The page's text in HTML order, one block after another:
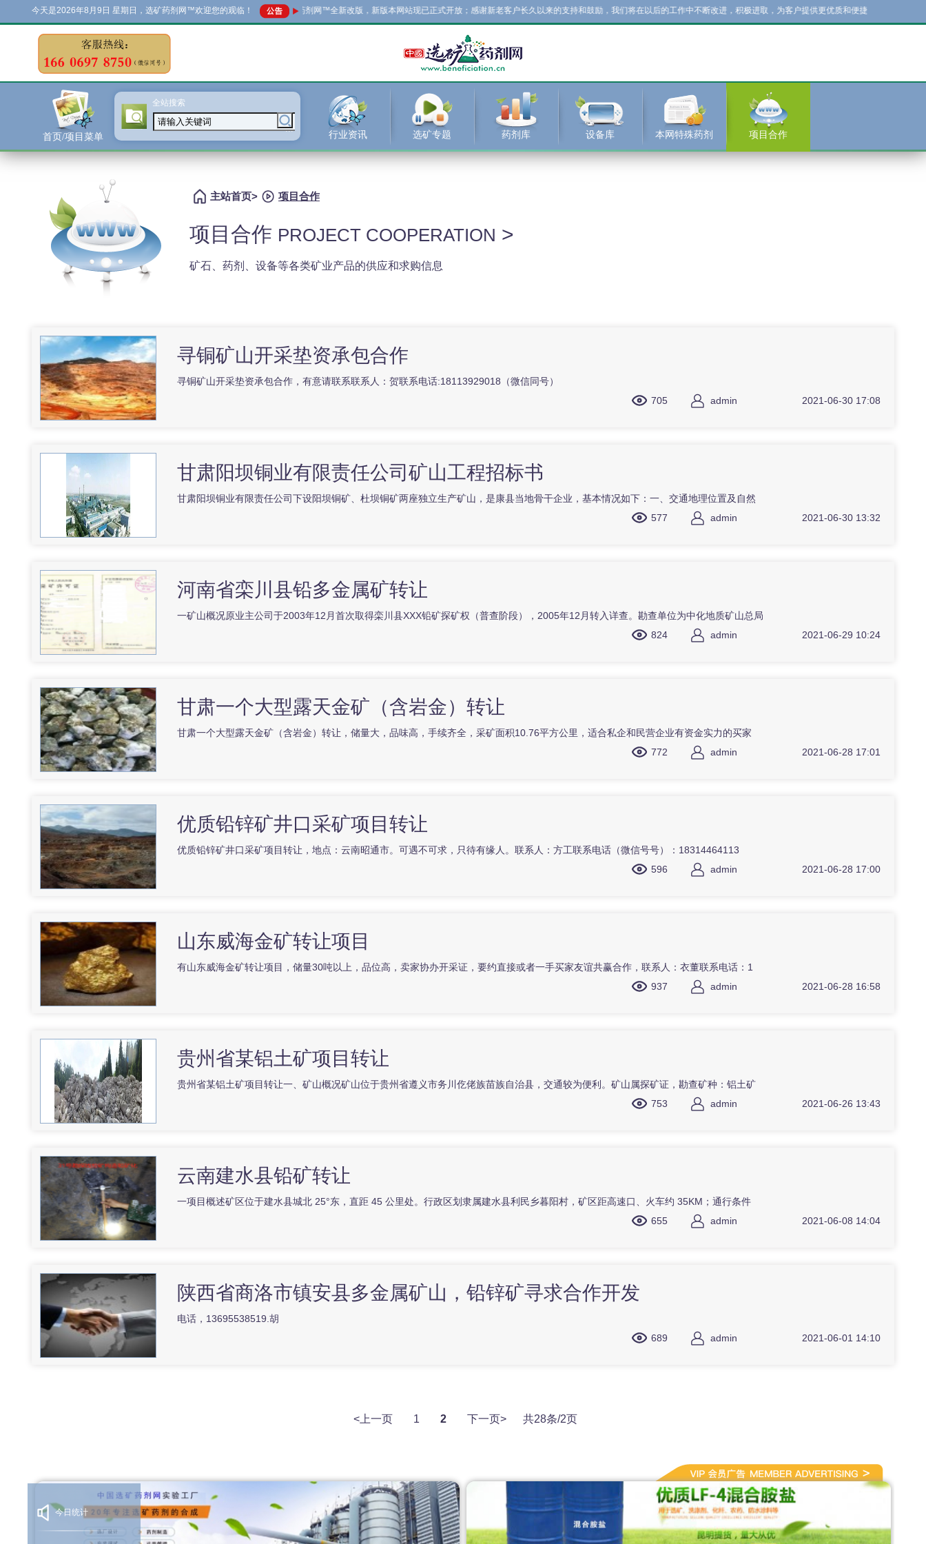
今天是2026年8月9日 星期日，选矿药剂网™欢迎您的观临！选矿药剂网™全新改版，新版本网站现已正式开放；感谢新老客户长久以来的支持和鼓励，我们将在以后的工作中不断改进，积极进取，为客户提供更优质和便捷的服务！您的支持就是
首页/项目菜单
全站搜索
...
行业资讯 选矿专题 药剂库 设备库 本网特殊药剂 项目合作
主站首页> 项目合作
项目合作 PROJECT COOPERATION >
矿石、药剂、设备等各类矿业产品的供应和求购信息
寻铜矿山开采垫资承包合作
寻铜矿山开采垫资承包合作，有意请联系联系人：贺联系电话:18113929018（微信同号）
705
admin 2021-06-30 17:08
甘肃阳坝铜业有限责任公司矿山工程招标书
甘肃阳坝铜业有限责任公司下设阳坝铜矿、杜坝铜矿两座独立生产矿山，是康县当地骨干企业，基本情况如下：一、交通地理位置及自然
577
admin 2021-06-30 13:32
河南省栾川县铅多金属矿转让
一矿山概况原业主公司于2003年12月首次取得栾川县XXX铅矿探矿权（普查阶段），2005年12月转入详查。勘查单位为中化地质矿山总局
824
admin 2021-06-29 10:24
甘肃一个大型露天金矿（含岩金）转让
甘肃一个大型露天金矿（含岩金）转让，储量大，品味高，手续齐全，采矿面积10.76平方公里，适合私企和民营企业有资金实力的买家
772
admin 2021-06-28 17:01
优质铅锌矿井口采矿项目转让
优质铅锌矿井口采矿项目转让，地点：云南昭通市。可遇不可求，只待有缘人。联系人：方工联系电话（微信号号）：18314464113
596
admin 2021-06-28 17:00
山东威海金矿转让项目
有山东威海金矿转让项目，储量30吨以上，品位高，卖家协办开采证，要约直接或者一手买家友谊共赢合作，联系人：衣董联系电话：1
937
admin 2021-06-28 16:58
贵州省某铝土矿项目转让
贵州省某铝土矿项目转让一、矿山概况矿山位于贵州省遵义市务川仡佬族苗族自治县，交通较为便利。矿山属探矿证，勘查矿种：铝土矿
753
admin 2021-06-26 13:43
云南建水县铅矿转让
一项目概述矿区位于建水县城北 25°东，直距 45 公里处。行政区划隶属建水县利民乡暮阳村，矿区距高速口、火车约 35KM；通行条件
655
admin 2021-06-08 14:04
陕西省商洛市镇安县多金属矿山，铅锌矿寻求合作开发
电话，13695538519.胡
689
admin 2021-06-01 14:10
<上一页 1 2 下一页> 共28条/2页
今日统计